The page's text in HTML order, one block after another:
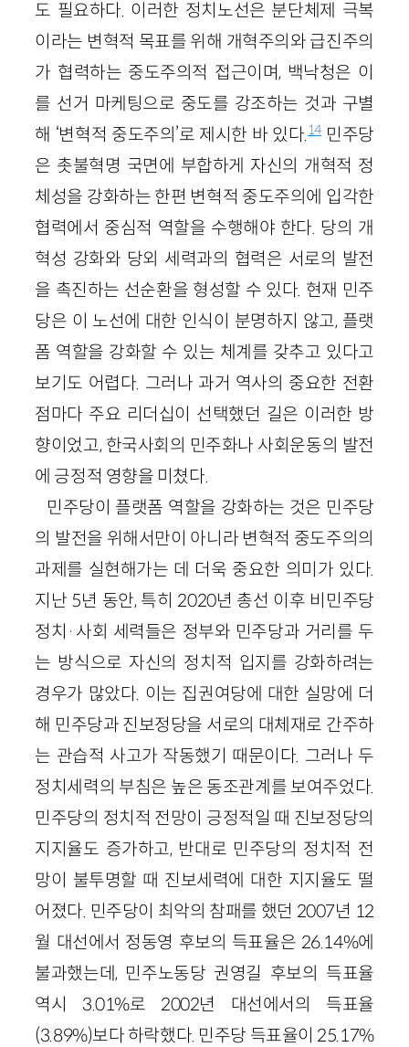
도 필요하다. 이러한 정치노선은 분단체제 극복
이라는 변혁적 목표를 위해 개혁주의와 급진주의
가 협력하는 중도주의적 접근이며, 백낙청은 이
를 선거 마케팅으로 중도를 강조하는 것과 구별
해 ‘변혁적 중도주의’로 제시한 바 있다.14민주당
은 촛불혁명 국면에 부합하게 자신의 개혁적 정
체성을 강화하는 한편 변혁적 중도주의에 입각한
협력에서 중심적 역할을 수행해야 한다. 당의 개
혁성 강화와 당외 세력과의 협력은 서로의 발전
을 촉진하는 선순환을 형성할 수 있다. 현재 민주
당은 이 노선에 대한 인식이 분명하지 않고, 플랫
폼 역할을 강화할 수 있는 체계를 갖추고 있다고
보기도 어렵다. 그러나 과거 역사의 중요한 전환
점마다 주요 리더십이 선택했던 길은 이러한 방
향이었고, 한국사회의 민주화나 사회운동의 발전
에 긍정적 영향을 미쳤다.
민주당이 플랫폼 역할을 강화하는 것은 민주당
의 발전을 위해서만이 아니라 변혁적 중도주의의
과제를 실현해가는 데 더욱 중요한 의미가 있다.
지난 5년 동안, 특히 2020년 총선 이후 비민주당
정치·사회 세력들은 정부와 민주당과 거리를 두
는 방식으로 자신의 정치적 입지를 강화하려는
경우가 많았다. 이는 집권여당에 대한 실망에 더
해 민주당과 진보정당을 서로의 대체재로 간주하
는 관습적 사고가 작동했기 때문이다. 그러나 두
정치세력의 부침은 높은 동조관계를 보여주었다.
민주당의 정치적 전망이 긍정적일 때 진보정당의
지지율도 증가하고, 반대로 민주당의 정치적 전
망이 불투명할 때 진보세력에 대한 지지율도 떨
어졌다. 민주당이 최악의 참패를 했던 2007년 12
월 대선에서 정동영 후보의 득표율은 26.14%에
불과했는데, 민주노동당 권영길 후보의 득표율
역시 3.01%로 2002년 대선에서의 득표율
(3.89%)보다 하락했다. 민주당 득표율이 25.17%